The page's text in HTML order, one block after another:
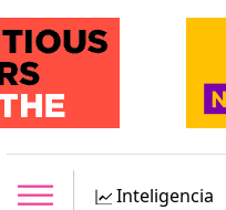
Inteligencia